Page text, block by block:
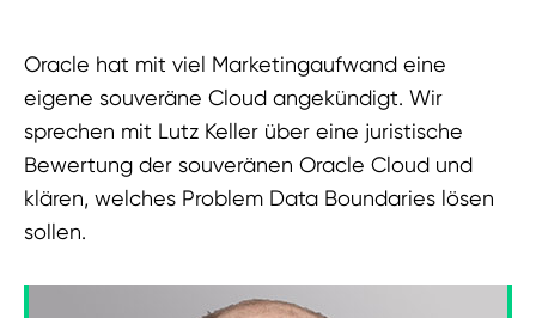
Oracle hat mit viel Marketingaufwand eine
eigene souveräne Cloud angekündigt. Wir
sprechen mit Lutz Keller über eine juristische
Bewertung der souveränen Oracle Cloud und
klären, welches Problem Data Boundaries lösen
sollen.